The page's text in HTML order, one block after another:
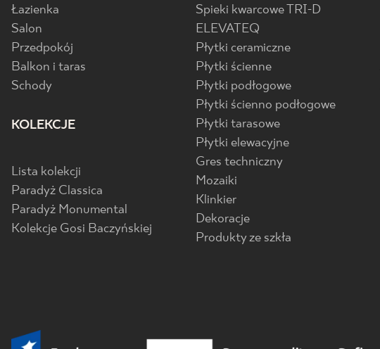
Łazienka
Salon
Przedpokój
Balkon i taras
Schody
KOLEKCJE
Lista kolekcji
Paradyż Classica
Paradyż Monumental
Kolekcje Gosi Baczyńskiej
Spieki kwarcowe TRI-D
ELEVATEQ
Płytki ceramiczne
Płytki ścienne
Płytki podłogowe
Płytki ścienno podłogowe
Płytki tarasowe
Płytki elewacyjne
Gres techniczny
Mozaiki
Klinkier
Dekoracje
Produkty ze szkła